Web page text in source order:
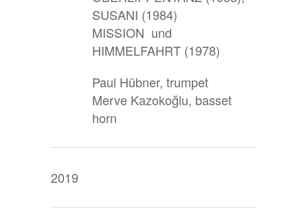
SUSANI (1984)
MISSION und
HIMMELFAHRT (1978)
Paul Hübner, trumpet
Merve Kazokoğlu, basset
horn
2019